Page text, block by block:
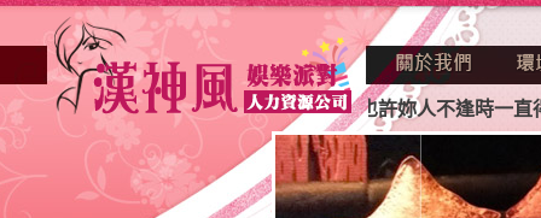
妳正因不景氣的年代找不到工作？也許妳人不逢時一直得不